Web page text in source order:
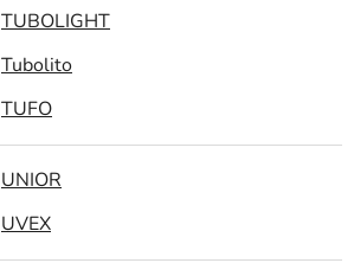
TUBOLIGHT
Tubolito
TUFO
UNIOR
UVEX